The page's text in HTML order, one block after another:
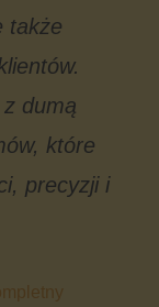
także
dumą
które
precyzji i